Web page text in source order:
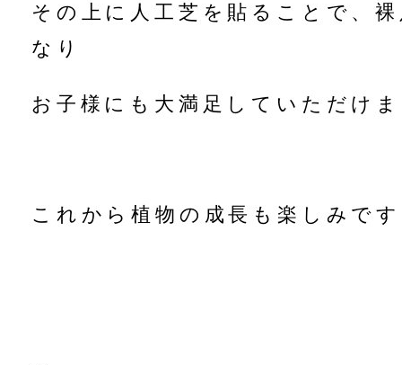
その上に人工芝を貼ることで、
なり
お子様にも大満足していただけ
これから植物の成長も楽しみで